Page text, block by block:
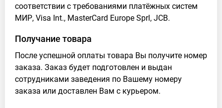
соответствии с требованиями платёжных систем
МИР, Visa Int., MasterCard Europe Sprl, JCB.
Получание товара
После успешной оплаты товара Вы получите номер
заказа. Заказ будет подготовлен и выдан
сотрудниками заведения по Вашему номеру
заказа или доставлен Вам с курьером.